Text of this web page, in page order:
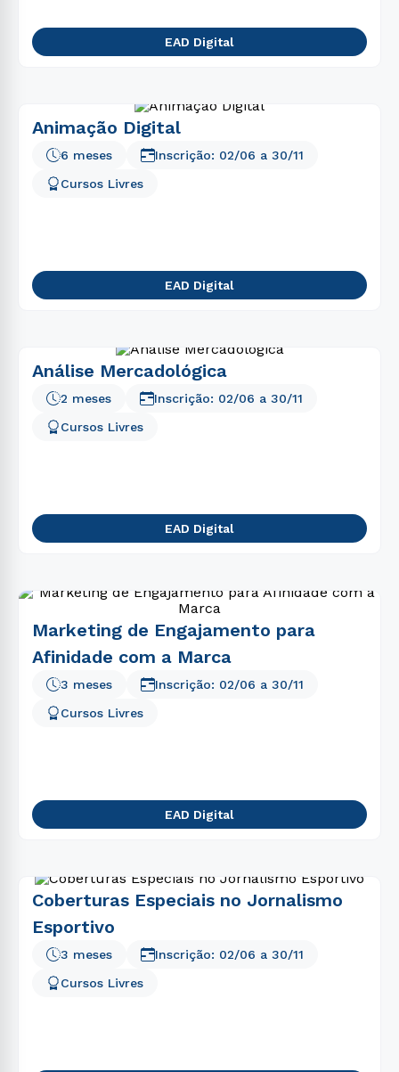
EAD Digital
Animação Digital
6 meses
Cursos Livres
Inscrição: 02/06 a 30/11
EAD Digital
Análise Mercadológica
2 meses
Cursos Livres
Inscrição: 02/06 a 30/11
EAD Digital
Marketing de Engajamento para
Afinidade com a Marca
Cursos Livres
3 meses Inscrição: 02/06 a 30/11
EAD Digital
Coberturas Especiais no Jornalismo
Esportivo
3 meses
Cursos Livres
Inscrição: 02/06 a 30/11